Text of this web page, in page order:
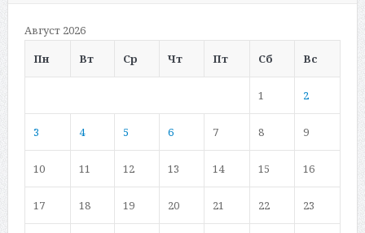
Август 2026
Пн
Вт Ср Чт Пт Сб Вс
1 2
3 4 5 6 7 8 9
10 11 12 13 14 15 16
17 18 19 20 21 22 23